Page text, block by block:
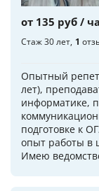
от 135 руб /
Стаж 30 лет 1
Опытный
лет),
информатике,
подготовке к
опыт работы в
Имею